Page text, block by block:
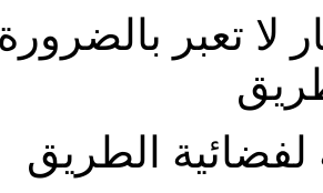
لا تعبر
الطريق